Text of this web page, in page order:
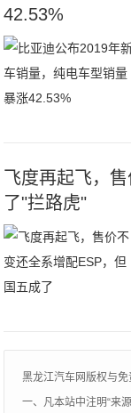
42.53%
飞度再起飞，
了"拦路虎"
黑龙江汽车网版权与免
一、凡本站中注明“来